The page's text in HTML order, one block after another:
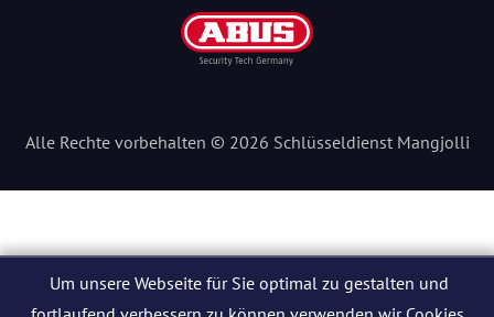
Schlüsseldienst Mangjolli
Alle Rechte vorbehalten © 2026 Schlüsseldienst Mangjolli
Um unsere Webseite für Sie optimal zu gestalten und